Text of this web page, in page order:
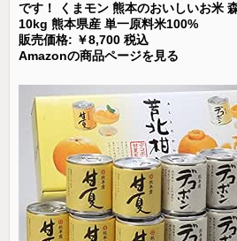
です！ くまモン 熊本のおいしいお米
10kg 熊本県産 単一原料米100%
販売価格: ￥8,700 税込
Amazonの商品ページを見る